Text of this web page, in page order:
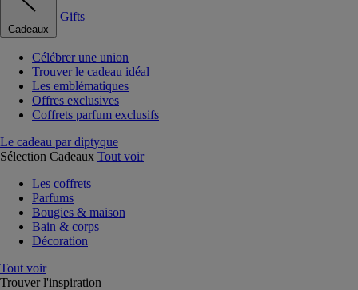
Cadeaux
Gifts
Célébrer une union
Trouver le cadeau idéal
Les emblématiques
Offres exclusives
Coffrets parfum exclusifs
Le cadeau par diptyque
Sélection Cadeaux Tout voir
Les coffrets
Parfums
Bougies & maison
Bain & corps
Décoration
Tout voir
Trouver l'inspiration